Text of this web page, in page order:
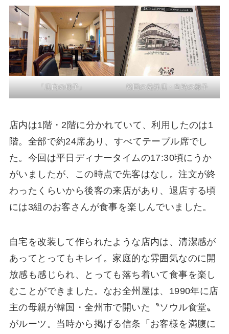
「店内の様子」 韓国の発祥店・当時の様子
店内は1階・2階に分かれていて、利用したのは1
階。全部で約24席あり、すべてテーブル席でし
た。今回は平日ディナータイムの17:30頃にうか
がいましたが、この時点で先客はなし。注文が終
わったくらいから後客の来店があり、退店する頃
には3組のお客さんが食事を楽しんでいました。
自宅を改装して作られたような店内は、清潔感が
あってとってもキレイ。家庭的な雰囲気なのに開
放感も感じられ、とっても落ち着いて食事を楽し
むことができました。なお全州屋は、1990年に店
主の母親が韓国・全州市で開いた〝ソウル食堂〟
がルーツ。当時から掲げる信条「お客様を満腹に